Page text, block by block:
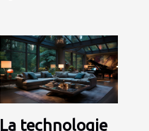
La technologie